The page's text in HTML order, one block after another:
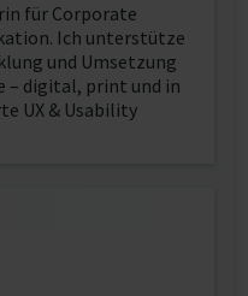
für Corporate
Ich unterstütze
und Umsetzung
digital, print und in
UX & Usability